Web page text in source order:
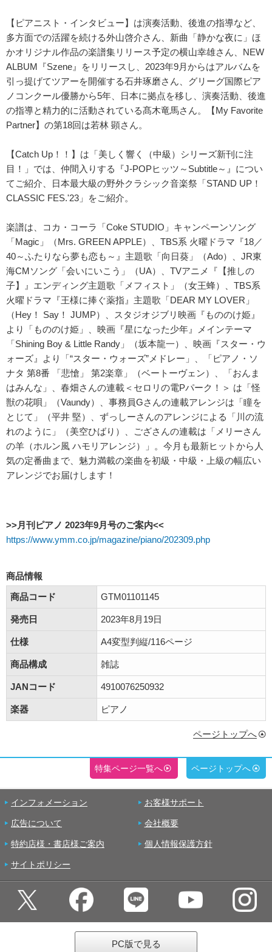
【ピアニスト・インタビュー】は演奏活動、後進の指導など、
多方面での活躍を続ける外山啓介さん、新曲「静かな夜に」ほ
かオリジナル作品の楽譜集リリース予定の横山幸雄さん、NEW
ALBUM『Szene』をリリースし、2023年9月からはアルバムを
引っ提げてツアーを開催する石井琢磨さん、グリーグ国際ピア
ノコンクール優勝から5年、日本に拠点を移し、演奏活動、後進
の指導と精力的に活動されている髙木竜馬さん。【My Favorite
Partner】の第18回は若林 顕さん。
【Catch Up！！】は「美しく響く（中級）シリーズ新刊に注
目！」では、仲間入りする『J-POPヒッツ～Subtitle～』につい
てご紹介、日本最大級の野外クラシック音楽祭「STAND UP！
CLASSIC FES.'23」をご紹介。
楽譜は、コカ・コーラ「Coke STUDIO」キャンペーンソング
「Magic」（Mrs. GREEN APPLE）、TBS系 火曜ドラマ『18／
40～ふたりなら夢も恋も～』主題歌「向日葵」（Ado）、JR東
海CMソング「会いにいこう」（UA）、TVアニメ『【推しの
子】』エンディング主題歌「メフィスト」（女王蜂）、TBS系
火曜ドラマ『王様に捧ぐ薬指』主題歌「DEAR MY LOVER」
（Hey！ Say！ JUMP）、スタジオジブリ映画『もののけ姫』
より「もののけ姫」、映画『星になった少年』メインテーマ
「Shining Boy & Little Randy」（坂本龍一）、映画『スター・ウ
ォーズ』より「“スター・ウォーズ”メドレー」、「ピアノ・ソ
ナタ 第8番 「悲愴」 第2楽章」（ベートーヴェン）、「おんま
はみんな」、春畑さんの連載＜セロリの電Pパーク！＞ は「怪
獣の花唄」（Vaundy）、事務員Gさんの連載アレンジは「瞳を
とじて」（平井 堅）、ずっしーさんのアレンジによる「川の流
れのように」（美空ひばり）、ござさんの連載は「メリーさん
の羊（ホルン風 ハモリアレンジ）」。今月も最新ヒットから人
気の定番曲まで、魅力満載の楽曲を初級・中級・上級の幅広い
アレンジでお届けします！
>>月刊ピアノ 2023年9月号のご案内<<
https://www.ymm.co.jp/magazine/piano/202309.php
商品情報
商品コード
GTM01101145
発売日 2023年8月19日
仕様 A4変型判縦/116ページ
商品構成 雑誌
JANコード 4910076250932
楽器 ピアノ
ページトップへ
特集ページ一覧へ ページトップへ
インフォメーション お客様サポート
広告について 会社概要
特約店様・書店様ご案内 個人情報保護方針
サイトポリシー
PC版で見る